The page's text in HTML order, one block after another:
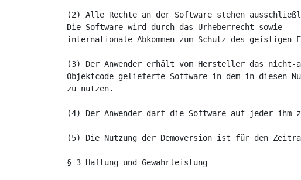
(2) Alle Rechte an der Software stehen
Die Software wird durch das Urheberrecht sowie
internationale Abkommen zum Schutz des geistigen
(3) Der Anwender erhält vom Hersteller das
Objektcode gelieferte Software in dem in diesen
zu nutzen.
(4) Der Anwender darf die Software auf jeder ihm
(5) Die Nutzung der Demoversion ist für den
§ 3 Haftung und Gewährleistung